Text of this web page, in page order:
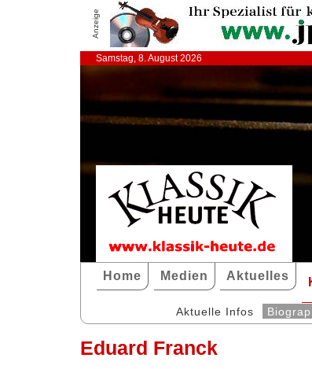
Anzeige
Samstag, 8. August 2026
Home Medien Aktuelles
Aktuelle Infos
Eduard Franck